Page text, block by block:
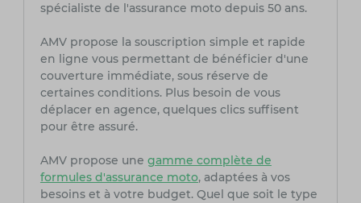
spécialiste de l'assurance moto depuis 50 ans.
AMV propose la souscription simple et rapide
en ligne vous permettant de bénéficier d'une
couverture immédiate, sous réserve de
certaines conditions. Plus besoin de vous
déplacer en agence, quelques clics suffisent
pour être assuré.
AMV propose une gamme complète de
formules d'assurance moto, adaptées à vos
besoins et à votre budget. Quel que soit le type